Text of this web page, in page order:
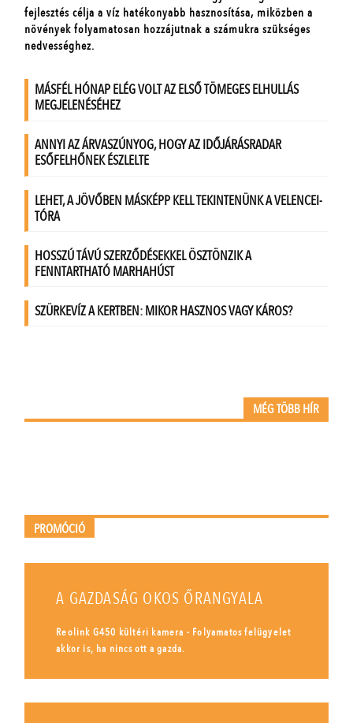
MÉG TÖBB HÍR
PROMÓCIÓ
A GAZDASÁG OKOS ŐRANGYALA
Reolink G450 kültéri kamera - Folyamatos felügyelet
akkor is, ha nincs ott a gazda.